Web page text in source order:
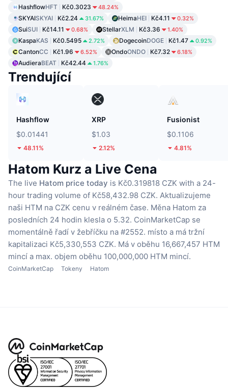
HashflowHFT Kč0.3023 48.24%
SKYAISKYAI Kč2.24 31.67% HeimaHEI Kč4.11 0.32%
SuiSUI Kč14.11 0.68% StellarXLM Kč3.36 1.40%
KaspaKAS Kč0.5495 2.72% DogecoinDOGE Kč1.47 0.92%
CantonCC Kč1.96 6.52% OndoONDO Kč7.32 6.18%
AudieraBEAT Kč42.44 1.76%
Trendující
Hashflow
$0.01441
48.11%
XRP
$1.03
2.12%
Fusionist
$0.1106
4.81%
Hatom Kurz a Live Cena
The live Hatom price today is Kč0.319818 CZK with a 24-
hour trading volume of Kč58,432.98 CZK. Aktualizujeme
naši HTM na CZK cenu v reálném čase. Měna Hatom za
posledních 24 hodin klesla o 5.32. CoinMarketCap se
momentálně řadí v žebříčku na #2552. místo a má tržní
kapitalizaci Kč5,330,553 CZK. Má v oběhu 16,667,457 HTM
mincí a max. objem oběhu 100,000,000 HTM mincí.
CoinMarketCap Tokeny Hatom